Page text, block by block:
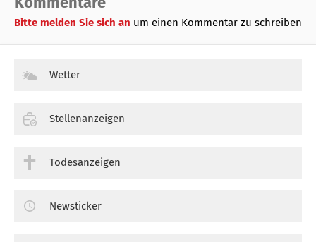
Bitte melden Sie sich an um einen Kommentar zu schreiben
Wetter
Stellenanzeigen
Todesanzeigen
Newsticker